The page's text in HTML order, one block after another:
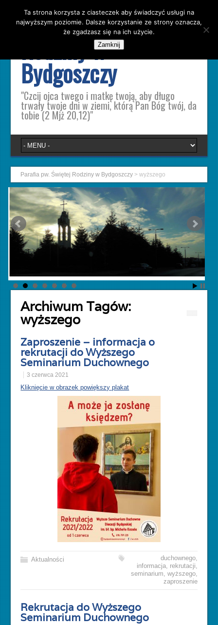
Parafia pw. Świętej
Rodziny w
Bydgoszczy
"Czcij ojca twego i matkę twoją, aby długo
trwały twoje dni w ziemi, którą Pan Bóg twój, da
tobie (2 Mjż 20,12)"
Parafia pw. Świętej Rodziny w Bydgoszczy >wyższego
Archiwum Tagów:
wyższego
Zaproszenie – informacja o
rekrutacji do Wyższego
Seminarium Duchownego
3 czerwca 2021
Kliknięcie w obrazek powiększy plakat
Aktualności duchownego,
informacja, rekrutacji,
seminarium, wyższego,
zaproszenie
Rekrutacja do Wyższego
Seminarium Duchownego
Ta strona korzysta z ciasteczek aby świadczyć usługi na
najwyższym poziomie. Dalsze korzystanie ze strony oznacza,
że zgadzasz się na ich użycie.
Zamknij